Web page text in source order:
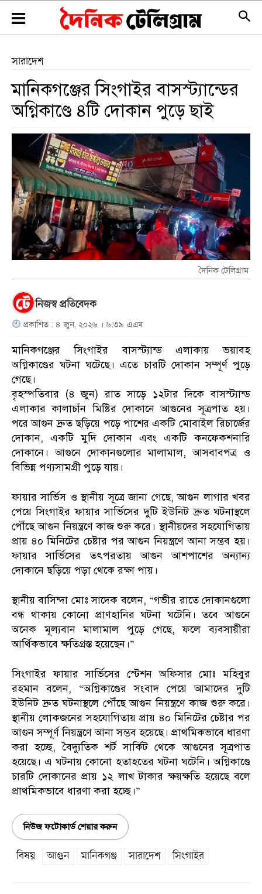
সারাদেশ
মানিকগঞ্জের সিংগাইর বাসস্ট্যান্ডের
অগ্নিকাণ্ডে ৪টি দোকান পুড়ে ছাই
দৈনিক টেলিগ্রাম
নিজস্ব প্রতিবেদক
প্রকাশিত : ৪ জুন, ২০২৬ । ৬:৩৯ এএম
মানিকগঞ্জের সিংগাইর বাসস্ট্যান্ড এলাকায় ভয়াবহ
অগ্নিকাণ্ডের ঘটনা ঘটেছে। এতে চারটি দোকান সম্পূর্ণ পুড়ে
গেছে।
বৃহস্পতিবার (৪ জুন) রাত সাড়ে ১২টার দিকে বাসস্ট্যান্ড
এলাকার কালাচাঁন মিষ্টির দোকানে আগুনের সূত্রপাত হয়।
পরে আগুন দ্রুত ছড়িয়ে পড়ে পাশের একটি মোবাইল রিচার্জের
দোকান, একটি মুদি দোকান এবং একটি কনফেকশনারি
দোকানে। আগুনে দোকানগুলোর মালামাল, আসবাবপত্র ও
বিভিন্ন পণ্যসামগ্রী পুড়ে যায়।
ফায়ার সার্ভিস ও স্থানীয় সূত্রে জানা গেছে, আগুন লাগার খবর
পেয়ে সিংগাইর ফায়ার সার্ভিসের দুটি ইউনিট দ্রুত ঘটনাস্থলে
পৌঁছে আগুন নিয়ন্ত্রণে কাজ শুরু করে। স্থানীয়দের সহযোগিতায়
প্রায় ৪০ মিনিটের চেষ্টার পর আগুন নিয়ন্ত্রণে আনা সম্ভব হয়।
ফায়ার সার্ভিসের তৎপরতায় আগুন আশপাশের অন্যান্য
দোকানে ছড়িয়ে পড়া থেকে রক্ষা পায়।
স্থানীয় বাসিন্দা মোঃ সাদেক বলেন, “গভীর রাতে দোকানগুলো
বন্ধ থাকায় কোনো প্রাণহানির ঘটনা ঘটেনি। তবে আগুনে
অনেক মূল্যবান মালামাল পুড়ে গেছে, ফলে ব্যবসায়ীরা
আর্থিকভাবে ক্ষতিগ্রস্ত হয়েছেন।”
সিংগাইর ফায়ার সার্ভিসের স্টেশন অফিসার মোঃ মহিবুর
রহমান বলেন, “অগ্নিকাণ্ডের সংবাদ পেয়ে আমাদের দুটি
ইউনিট দ্রুত ঘটনাস্থলে পৌঁছে আগুন নিয়ন্ত্রণে কাজ শুরু করে।
স্থানীয় লোকজনের সহযোগিতায় প্রায় ৪০ মিনিটের চেষ্টার পর
আগুন সম্পূর্ণ নিয়ন্ত্রণে আনা সম্ভব হয়েছে। প্রাথমিকভাবে ধারণা
করা হচ্ছে, বৈদ্যুতিক শর্ট সার্কিট থেকে আগুনের সূত্রপাত
হয়েছে। এ ঘটনায় কোনো হতাহতের ঘটনা ঘটেনি। অগ্নিকাণ্ডে
চারটি দোকানের প্রায় ১২ লাখ টাকার ক্ষয়ক্ষতি হয়েছে বলে
প্রাথমিকভাবে ধারণা করা হচ্ছে।”
নিউজ ফটোকার্ড শেয়ার করুন
বিষয় আগুন মানিকগঞ্জ সারাদেশ সিংগাইর